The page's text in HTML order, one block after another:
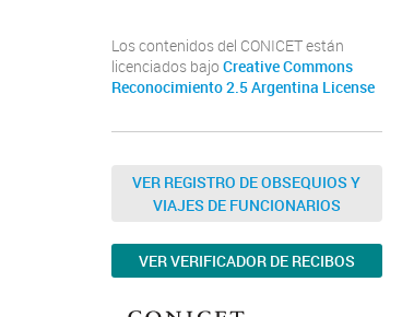
Los contenidos del CONICET están
licenciados bajo Creative Commons
Reconocimiento 2.5 Argentina License
VER REGISTRO DE OBSEQUIOS Y
VIAJES DE FUNCIONARIOS
VER VERIFICADOR DE RECIBOS